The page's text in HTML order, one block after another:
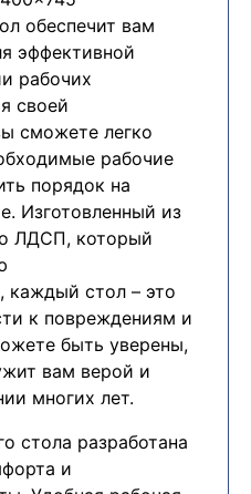
обеспечит вам
эффективной
рабочих
своей
сможете легко
рабочие
порядок на
Изготовленный из
ЛДСП, который
каждый стол – это
к повреждениям и
быть уверены,
вам верой и
многих лет.
стола разработана
и